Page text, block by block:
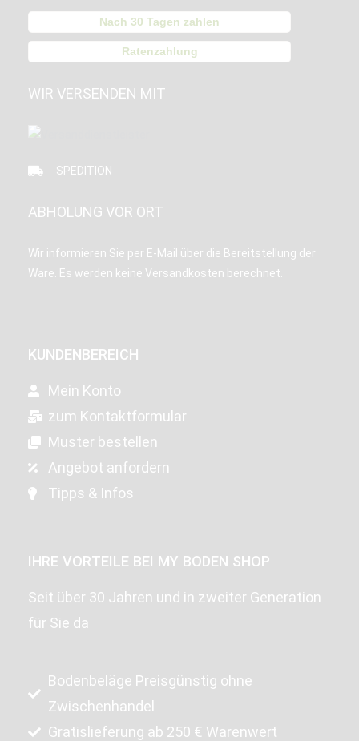
Nach 30 Tagen zahlen
Ratenzahlung
WIR VERSENDEN MIT
SPEDITION
ABHOLUNG VOR ORT
Wir informieren Sie per E-Mail über die Bereitstellung der
Ware. Es werden keine Versandkosten berechnet.
KUNDENBEREICH
Mein Konto
zum Kontaktformular
Muster bestellen
Angebot anfordern
Tipps & Infos
IHRE VORTEILE BEI MY BODEN SHOP
Seit über 30 Jahren und in zweiter Generation
für Sie da
Bodenbeläge Preisgünstig ohne
Zwischenhandel
Gratislieferung ab 250 € Warenwert